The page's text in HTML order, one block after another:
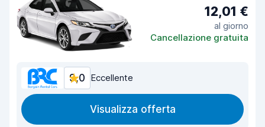
12,01 €
al giorno
Cancellazione gratuita
9,0 Eccellente
Visualizza offerta